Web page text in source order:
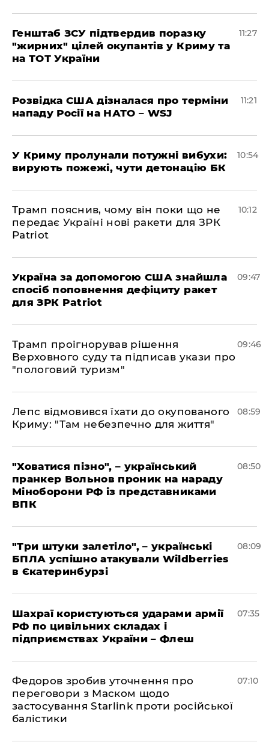
Генштаб ЗСУ підтвердив поразку
"жирних" цілей окупантів у Криму та
на ТОТ України
11:27
Розвідка США дізналася про терміни
нападу Росії на НАТО – WSJ
11:21
У Криму пролунали потужні вибухи:
вирують пожежі, чути детонацію БК
10:54
Трамп пояснив, чому він поки що не
передає Україні нові ракети для ЗРК
Patriot
10:12
Україна за допомогою США знайшла
спосіб поповнення дефіциту ракет
для ЗРК Patriot
09:47
Трамп проігнорував рішення
Верховного суду та підписав укази про
"пологовий туризм"
09:46
Лепс відмовився їхати до окупованого
Криму: "Там небезпечно для життя"
08:59
"Ховатися пізно", – український
пранкер Вольнов проник на нараду
Міноборони РФ із представниками
ВПК
08:50
"Три штуки залетіло", – українські
БПЛА успішно атакували Wildberries
в Єкатеринбурзі
08:09
Шахраї користуються ударами армії
РФ по цивільних складах і
підприємствах України – Флеш
07:35
Федоров зробив уточнення про
переговори з Маском щодо
застосування Starlink проти російської
балістики
07:10